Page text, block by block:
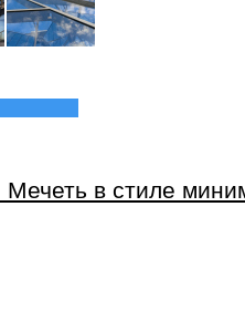
в стиле